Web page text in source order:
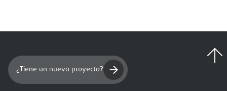
¿Tiene un nuevo proyecto?